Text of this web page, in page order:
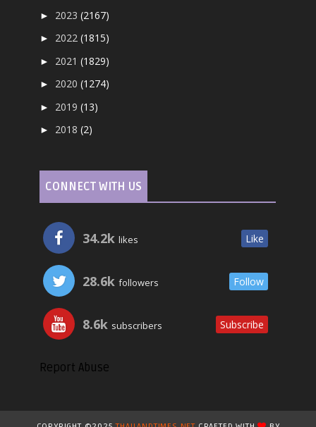
► 2023(2167)
► 2022(1815)
► 2021(1829)
► 2020(1274)
► 2019(13)
► 2018(2)
CONNECT WITH US
34.2k likes Like
28.6k followers Follow
8.6k subscribers Subscribe
Report Abuse